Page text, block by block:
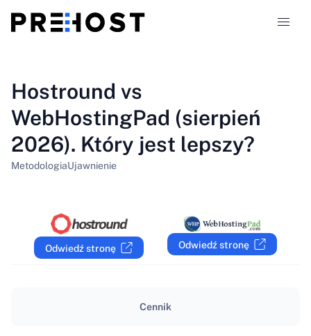
Porównania
319
PL
Hostround vs
WebHostingPad (sierpień
2026). Który jest lepszy?
MetodologiaUjawnienie
Odwiedź stronę Odwiedź stronę
Cennik